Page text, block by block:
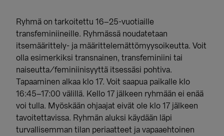
Ryhmä on tarkoitettu 16–25-vuotiaille
transfeminiineille. Ryhmässä noudatetaan
itsemäärittely- ja määrittelemättömyysoikeutta. Voit
olla esimerkiksi transnainen, transfeminiini tai
naiseutta/feminiinisyyttä itsessäsi pohtiva.
Tapaaminen alkaa klo 17. Voit saapua paikalle klo
16:45–17:00 välillä. Kello 17 jälkeen ryhmään ei enää
voi tulla. Myöskään ohjaajat eivät ole klo 17 jälkeen
tavoitettavissa. Ryhmän aluksi käydään läpi
turvallisemman tilan periaatteet ja vapaaehtoinen